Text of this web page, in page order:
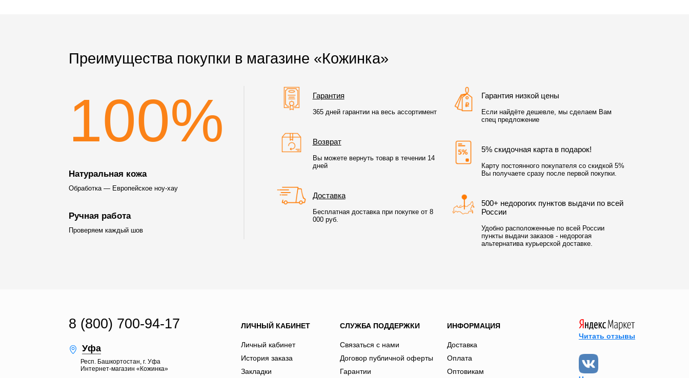
Преимущества покупки в магазине «Кожинка»
100%
Натуральная кожа
Обработка — Европейское ноу-хау
Ручная работа
Проверяем каждый шов
Гарантия
365 дней гарантии на весь ассортимент
Возврат
Вы можете вернуть товар в течении 14
дней
Доставка
Бесплатная доставка при покупке от 8
000 руб.
Гарантия низкой цены
Если найдёте дешевле, мы сделаем Вам
спец предложение
5% скидочная карта в подарок!
Карту постоянного покупателя со скидкой 5%
Вы получаете сразу после первой покупки.
500+ недорогих пунктов выдачи по всей
России
Удобно расположенные по всей России
пункты выдачи заказов - недорогая
альтернатива курьерской доставке.
8 (800) 700-94-17
Уфа
Респ. Башкортостан, г. Уфа
Интернет-магазин «Кожинка»
ЛИЧНЫЙ КАБИНЕТ
Личный кабинет
История заказа
Закладки
СЛУЖБА ПОДДЕРЖКИ
Связаться с нами
Договор публичной оферты
Гарантии
ИНФОРМАЦИЯ
Доставка
Оплата
Оптовикам
Читать отзывы